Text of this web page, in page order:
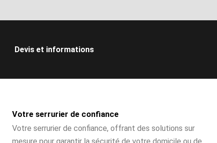
Devis et informations
Votre serrurier de confiance
Votre serrurier de confiance, offrant des solutions sur